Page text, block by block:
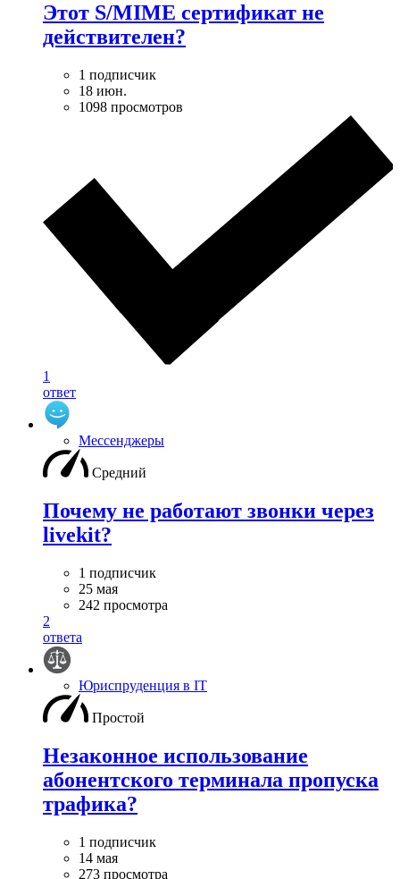
Этот S/MIME сертификат не
действителен?
1 подписчик
18 июн.
1098 просмотров
1
ответ
Мессенджеры
Средний
Почему не работают звонки через
livekit?
1 подписчик
25 мая
242 просмотра
2
ответа
Юриспруденция в IT
Простой
Незаконное использование
абонентского терминала пропуска
трафика?
1 подписчик
14 мая
273 просмотра